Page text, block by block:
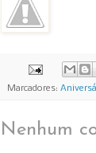
Marcadores:
Nenhum